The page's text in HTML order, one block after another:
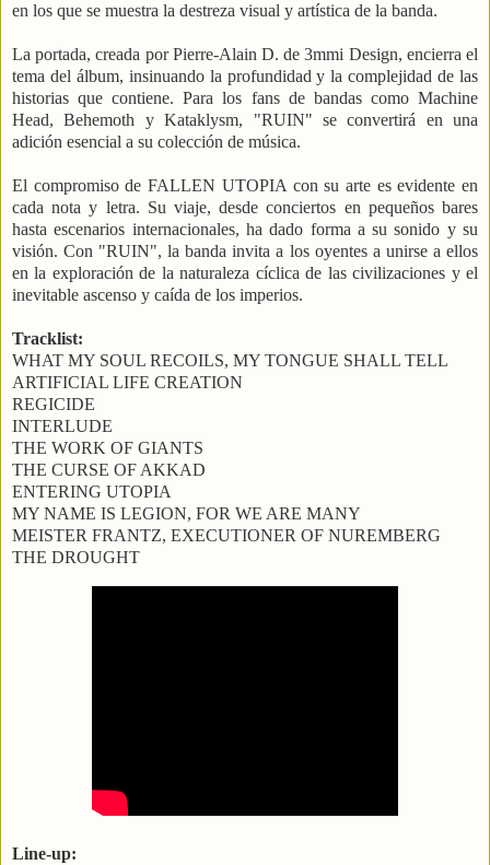
en los que se muestra la destreza visual y artística de la banda.
La portada, creada por Pierre-Alain D. de 3mmi Design, encierra el
tema del álbum, insinuando la profundidad y la complejidad de las
historias que contiene. Para los fans de bandas como Machine
Head, Behemoth y Kataklysm, "RUIN" se convertirá en una
adición esencial a su colección de música.
El compromiso de FALLEN UTOPIA con su arte es evidente en
cada nota y letra. Su viaje, desde conciertos en pequeños bares
hasta escenarios internacionales, ha dado forma a su sonido y su
visión. Con "RUIN", la banda invita a los oyentes a unirse a ellos
en la exploración de la naturaleza cíclica de las civilizaciones y el
inevitable ascenso y caída de los imperios.
Tracklist:
WHAT MY SOUL RECOILS, MY TONGUE SHALL TELL
ARTIFICIAL LIFE CREATION
REGICIDE
INTERLUDE
THE WORK OF GIANTS
THE CURSE OF AKKAD
ENTERING UTOPIA
MY NAME IS LEGION, FOR WE ARE MANY
MEISTER FRANTZ, EXECUTIONER OF NUREMBERG
THE DROUGHT
Line-up: